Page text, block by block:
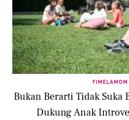
FIMELAMOM
Bukan Berarti Tidak Suka
Dukung Anak